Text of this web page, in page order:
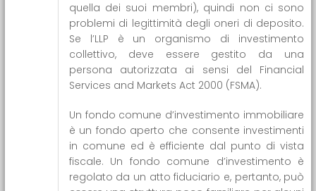
quella dei suoi membri), quindi non ci sono
problemi di legittimità degli oneri di deposito.
Se l’LLP è un organismo di investimento
collettivo, deve essere gestito da una
persona autorizzata ai sensi del Financial
Services and Markets Act 2000 (FSMA).
Un fondo comune d’investimento immobiliare
è un fondo aperto che consente investimenti
in comune ed è efficiente dal punto di vista
fiscale. Un fondo comune d’investimento è
regolato da un atto fiduciario e, pertanto, può